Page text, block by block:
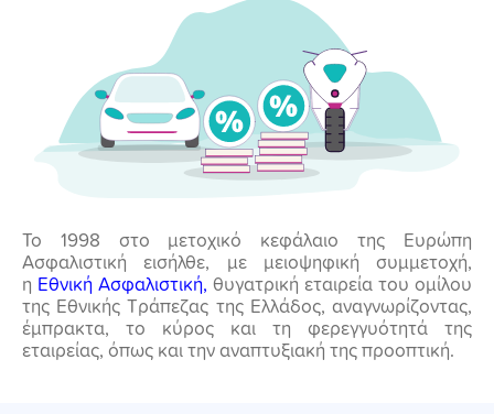
Το 1998 στο μετοχικό κεφάλαιο της Ευρώπη
Ασφαλιστική εισήλθε, με μειοψηφική συμμετοχή,
η Εθνική Ασφαλιστική, θυγατρική εταιρεία του ομίλου
της Εθνικής Τράπεζας της Ελλάδος, αναγνωρίζοντας,
έμπρακτα, το κύρος και τη φερεγγυότητά της
εταιρείας, όπως και την αναπτυξιακή της προοπτική.